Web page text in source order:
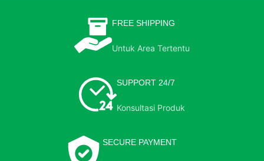
FREE SHIPPING
Untuk Area Tertentu
SUPPORT 24/7
Konsultasi Produk
SECURE PAYMENT